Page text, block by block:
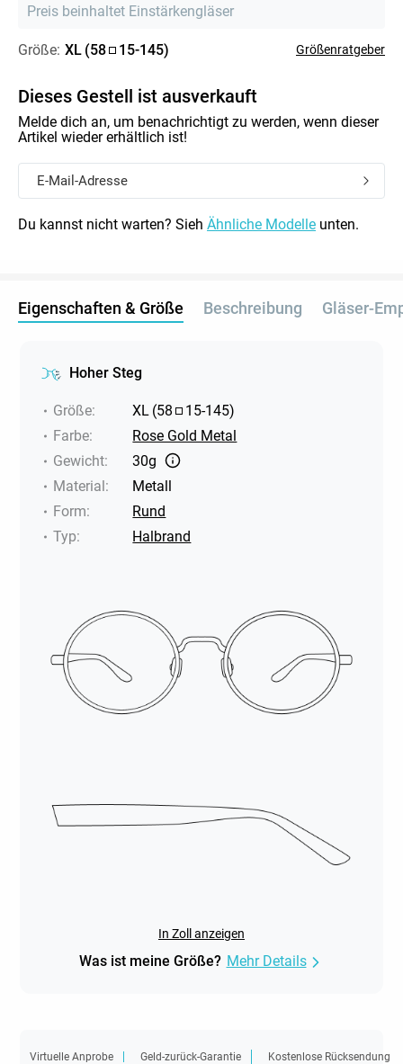
Preis beinhaltet Einstärkengläser
Größe: XL (58 15-145) Größenratgeber
Dieses Gestell ist ausverkauft
Melde dich an, um benachrichtigt zu werden, wenn dieser
Artikel wieder erhältlich ist!
Du kannst nicht warten? Sieh Ähnliche Modelle unten.
Eigenschaften & Größe Beschreibung Gläser-
Hoher Steg
Größe: XL (58 15-145)
Farbe:
Rose Gold Metal
Gewicht:
30g
Material:
Metall
Form:
Rund
Typ: Halbrand
In Zoll anzeigen
Was ist meine Größe? Mehr Details
Virtuelle Anprobe Geld-zurück-Garantie Kostenlose Rücksendung